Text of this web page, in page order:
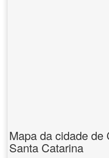
Mapa da cidade de
Santa Catarina